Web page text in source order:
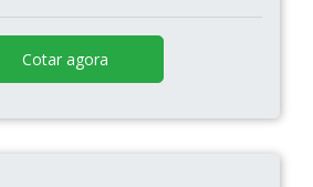
Cotar agora